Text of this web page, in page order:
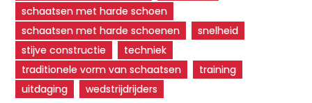
schaatsen met harde schoen
schaatsen met harde schoenen
snelheid
stijve constructie
techniek
traditionele vorm van schaatsen
training
uitdaging
wedstrijdrijders